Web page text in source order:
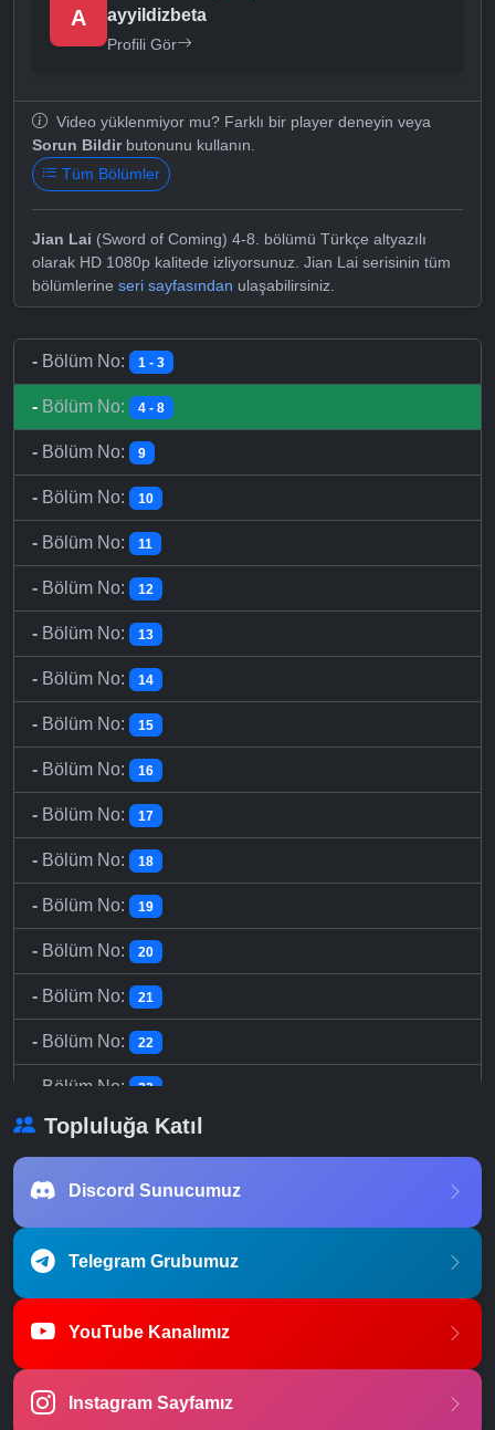
A ayyildizbeta
Profili Gör
Video yüklenmiyor mu? Farklı bir player deneyin veya
Sorun Bildirbutonunu kullanın.
Tüm Bölümler
Jian Lai (Sword of Coming) 4-8. bölümü Türkçe altyazılı
olarak HD 1080p kalitede izliyorsunuz. Jian Lai serisinin tüm
bölümlerine seri sayfasından ulaşabilirsiniz.
- Bölüm No: 1 - 3
- Bölüm No: 4 - 8
- Bölüm No: 9
- Bölüm No: 10
- Bölüm No: 11
- Bölüm No: 12
- Bölüm No: 13
- Bölüm No: 14
- Bölüm No: 15
- Bölüm No: 16
- Bölüm No: 17
- Bölüm No: 18
- Bölüm No: 19
- Bölüm No: 20
- Bölüm No: 21
- Bölüm No: 22
Bölüm No: 23
- Bölüm No: 24
-Bölüm No:
Topluluğa Katıl
Discord Sunucumuz
Telegram Grubumuz
YouTube Kanalımız
Instagram Sayfamız